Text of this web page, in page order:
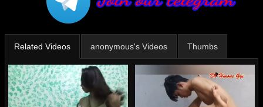
Related Videos anonymous's Videos Thumbs